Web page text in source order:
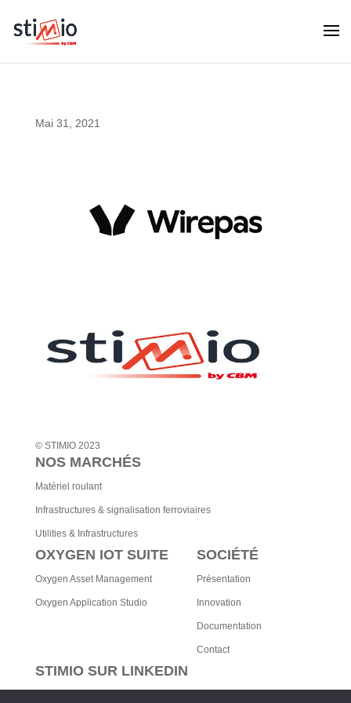
Mai 31, 2021
© STIMIO 2023
NOS MARCHÉS
Matériel roulant
Infrastructures & signalisation ferroviaires
Utilities & Infrastructures
OXYGEN IOT SUITE
Oxygen Asset Management
Oxygen Application Studio
SOCIÉTÉ
Présentation
Innovation
Documentation
Contact
STIMIO SUR LINKEDIN